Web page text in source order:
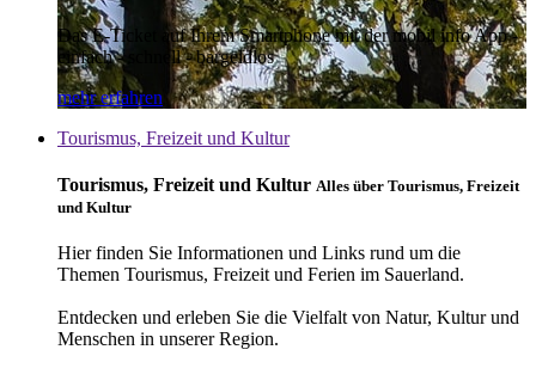
Das E-Ticket auf Ihrem Smartphone mit der mobil info App -
einfach - schnell - bargeldlos
mehr erfahren
Tourismus, Freizeit und Kultur
Tourismus, Freizeit und Kultur Alles über Tourismus, Freizeit
und Kultur
Hier finden Sie Informationen und Links rund um die
Themen Tourismus, Freizeit und Ferien im Sauerland.
Entdecken und erleben Sie die Vielfalt von Natur, Kultur und
Menschen in unserer Region.